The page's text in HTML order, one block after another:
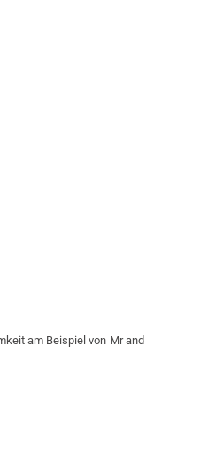
am Beispiel von Mr and